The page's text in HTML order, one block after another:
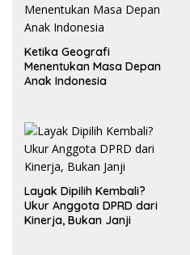
Ketika Geografi
Menentukan Masa Depan
Anak Indonesia
Layak Dipilih Kembali?
Ukur Anggota DPRD dari
Kinerja, Bukan Janji